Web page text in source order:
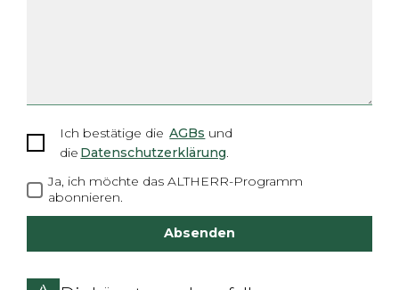
Ich bestätige die AGBs und
die Datenschutzerklärung
Ja, ich möchte das ALTHERR-Programm
abonnieren.
Absenden